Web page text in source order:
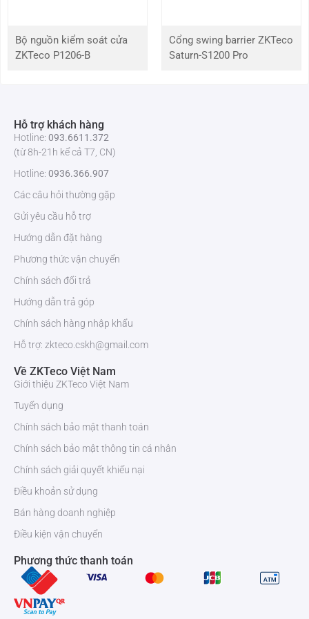
Bộ nguồn kiểm soát cửa
ZKTeco P1206-B
Cổng swing barrier ZKTeco
Saturn-S1200 Pro
Hỗ trợ khách hàng
Hotline: 093.6611.372
(từ 8h-21h kể cả T7, CN)
Hotline: 0936.366.907
Các câu hỏi thường gặp
Gửi yêu cầu hỗ trợ
Hướng dẫn đặt hàng
Phương thức vận chuyển
Chính sách đổi trả
Hướng dẫn trả góp
Chính sách hàng nhập khẩu
Hỗ trợ: zkteco.cskh@gmail.com
Về ZKTeco Việt Nam
Giới thiệu ZKTeco Việt Nam
Tuyển dụng
Chính sách bảo mật thanh toán
Chính sách bảo mật thông tin cá nhân
Chính sách giải quyết khiếu nại
Điều khoản sử dụng
Bán hàng doanh nghiệp
Điều kiện vận chuyển
Phương thức thanh toán